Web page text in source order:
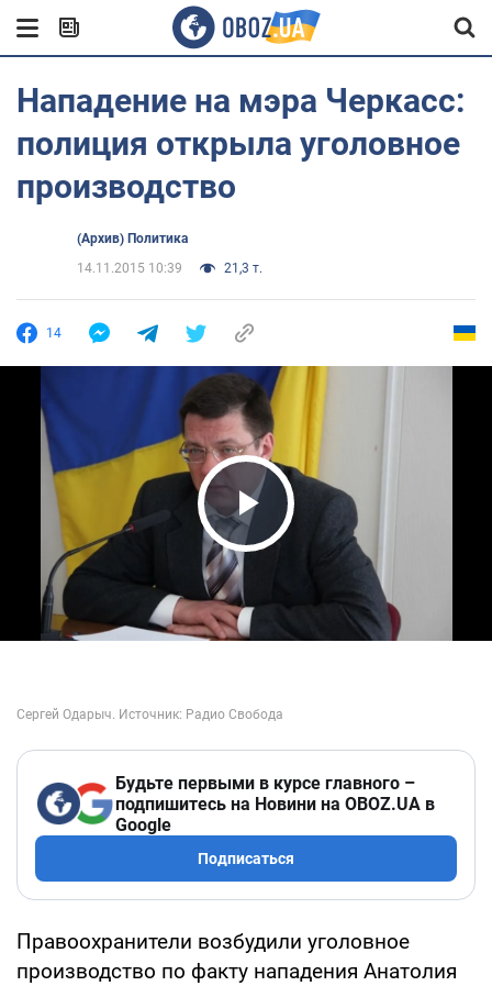
Нападение на мэра Черкасс:
полиция открыла уголовное
производство
(Архив) Политика
14.11.2015 10:39
21,3 т.
14
Play Video
Будьте первыми в курсе главного –
подпишитесь на Новини на OBOZ.UA в
Google
Подписаться
Правоохранители возбудили уголовное
производство по факту нападения Анатолия